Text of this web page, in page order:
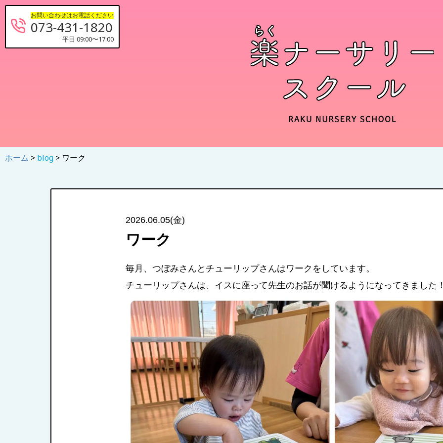
お問い合わせはお電話ください
073-431-1820
平日 09:00〜17:00
ホーム > blog > ワーク
2026.06.05(金)
ワーク
毎月、つぼみさんとチューリップさんはワークをしています。
チューリップさんは、イスに座って先生のお話が聞けるようになってきました